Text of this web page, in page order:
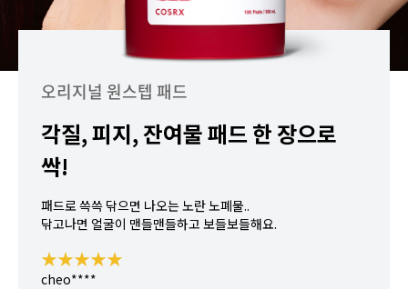
오리지널 원스텝 패드
각질, 피지, 잔여물 패드 한 장으로
싹!
패드로 쓱쓱 닦으면 나오는 노란 노폐물..
닦고나면 얼굴이 맨들맨들하고 보들보들해요.
★★★★★
cheo****